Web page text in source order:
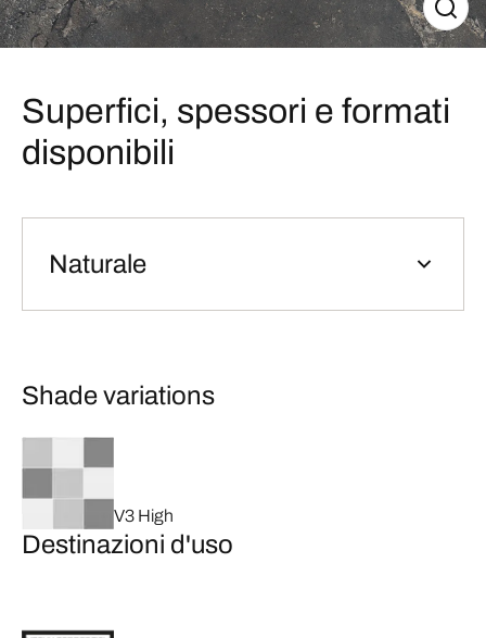
Superfici, spessori e formati
disponibili
Naturale
Shade variations
V3 High
Destinazioni d'uso